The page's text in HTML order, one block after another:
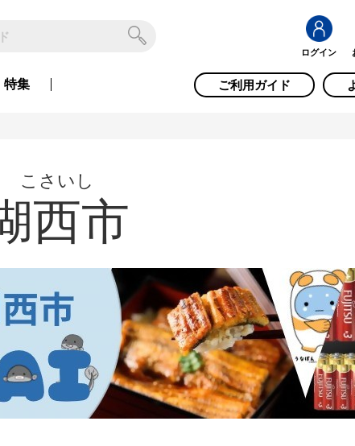
ログイン
特集 ご利用ガイド
西市
こさいし